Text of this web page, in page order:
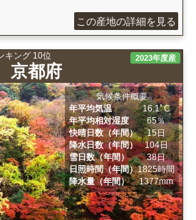
この産地の詳細を見る
キング 10位
京都府
2023年度産
気候条件概要
年平均気温
16.1ﾟC
年平均相対湿度
65％
快晴日数（年間）
15日
降水日数（年間）
104日
雪日数（年間）
38日
日照時間（年間）1825時間
降水量（年間）
1377mm